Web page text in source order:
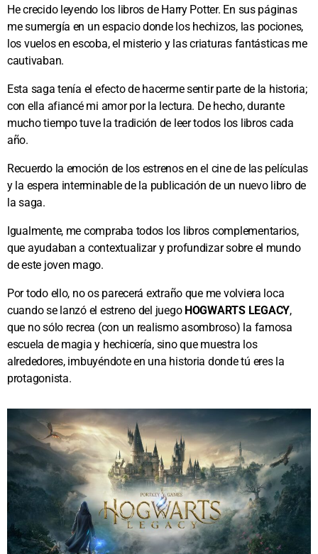
He crecido leyendo los libros de Harry Potter. En sus páginas
me sumergía en un espacio donde los hechizos, las pociones,
los vuelos en escoba, el misterio y las criaturas fantásticas me
cautivaban.
Esta saga tenía el efecto de hacerme sentir parte de la historia;
con ella afiancé mi amor por la lectura. De hecho, durante
mucho tiempo tuve la tradición de leer todos los libros cada
año.
Recuerdo la emoción de los estrenos en el cine de las películas
y la espera interminable de la publicación de un nuevo libro de
la saga.
Igualmente, me compraba todos los libros complementarios,
que ayudaban a contextualizar y profundizar sobre el mundo
de este joven mago.
Por todo ello, no os parecerá extraño que me volviera loca
cuando se lanzó el estreno del juego HOGWARTS LEGACY,
que no sólo recrea (con un realismo asombroso) la famosa
escuela de magia y hechicería, sino que muestra los
alrededores, imbuyéndote en una historia donde tú eres la
protagonista.